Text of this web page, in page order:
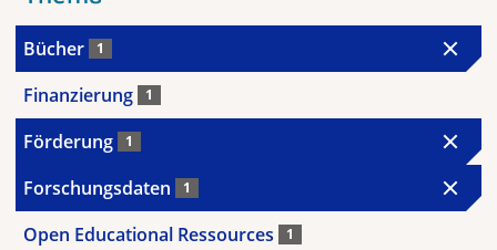
Bücher 1
Finanzierung 1
Förderung 1
Forschungsdaten 1
Open Educational Ressources 1